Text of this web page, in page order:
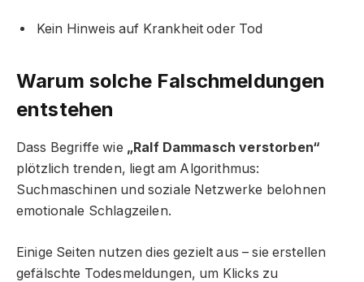
Kein Hinweis auf Krankheit oder Tod
Warum solche Falschmeldungen
entstehen
Dass Begriffe wie „Ralf Dammasch verstorben“
plötzlich trenden, liegt am Algorithmus:
Suchmaschinen und soziale Netzwerke belohnen
emotionale Schlagzeilen.
Einige Seiten nutzen dies gezielt aus – sie erstellen
gefälschte Todesmeldungen, um Klicks zu